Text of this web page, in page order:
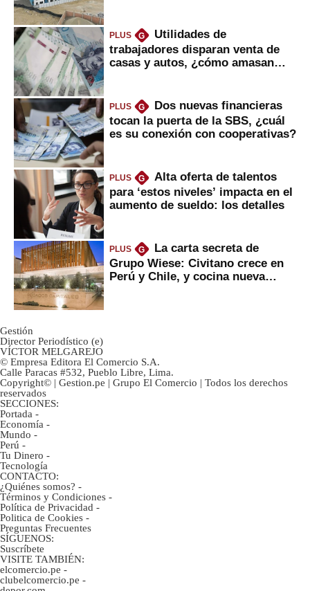
PLUS G
Utilidades de
trabajadores disparan venta de
casas y autos, ¿cómo amasan
PLUS G
Dos nuevas financieras
tocan la puerta de la SBS, ¿cuál
es su conexión con cooperativas?
PLUS G
Alta oferta de talentos
para ‘estos niveles’ impacta en el
aumento de sueldo: los detalles
PLUS G
La carta secreta de
Grupo Wiese: Civitano crece en
Perú y Chile, y cocina nueva
Gestión
Director Periodístico (e)
VÍCTOR MELGAREJO
© Empresa Editora El Comercio S.A.
Calle Paracas #532, Pueblo Libre, Lima.
Copyright© | Gestion.pe | Grupo El Comercio | Todos los derechos
reservados
SECCIONES:
Portada -
Economía -
Mundo -
Perú -
Tu Dinero -
Tecnología
CONTACTO:
¿Quiénes somos? -
Términos y Condiciones -
Política de Privacidad -
Politica de Cookies -
Preguntas Frecuentes
SÍGUENOS:
Suscríbete
VISITE TAMBIÉN:
elcomercio.pe -
clubelcomercio.pe -